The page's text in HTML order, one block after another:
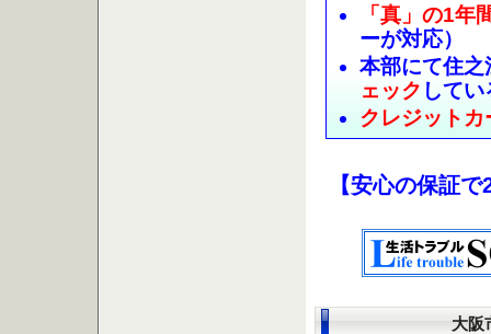
「真」の1年
ーが対応）
本部にて住
ェック して
クレジット
【安心の保証
大阪